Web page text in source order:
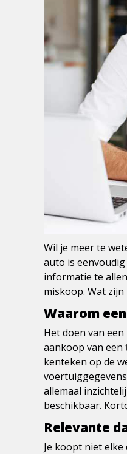
Wil je meer te
auto is
informatie te
miskoop. Wat
Waarom
Het doen van
aankoop van een
kenteken op de
allemaal
beschikbaar.
Relevante
Je koopt niet